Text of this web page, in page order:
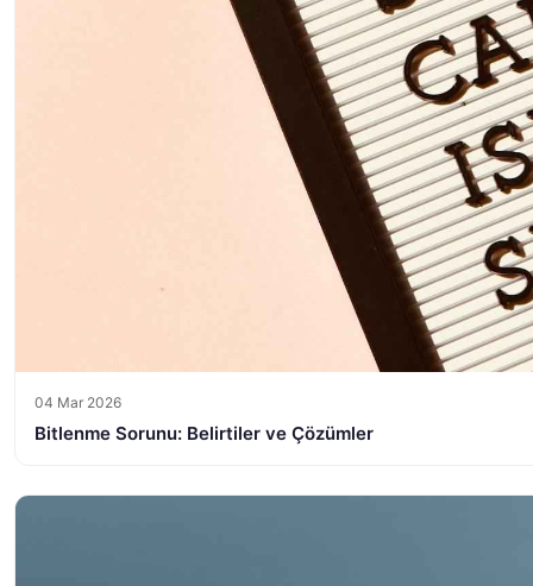
04 Mar 2026
Bitlenme Sorunu: Belirtiler ve Çözümler